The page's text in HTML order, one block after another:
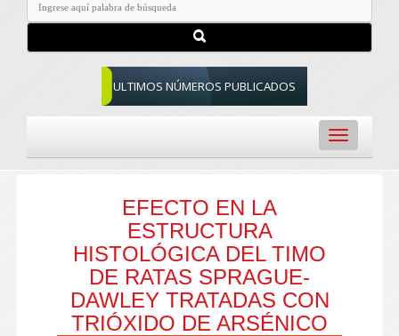
ULTIMOS NÚMEROS PUBLICADOS
Toggle
navigation
EFECTO EN LA
ESTRUCTURA
HISTOLÓGICA DEL TIMO
DE RATAS SPRAGUE-
DAWLEY TRATADAS CON
TRIÓXIDO DE ARSÉNICO